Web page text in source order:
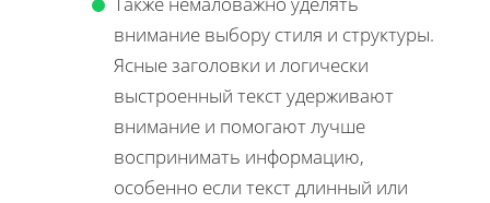
внимание выбору стиля и структуры.
Ясные заголовки и логически
выстроенный текст удерживают
внимание и помогают лучше
воспринимать информацию,
особенно если текст длинный или